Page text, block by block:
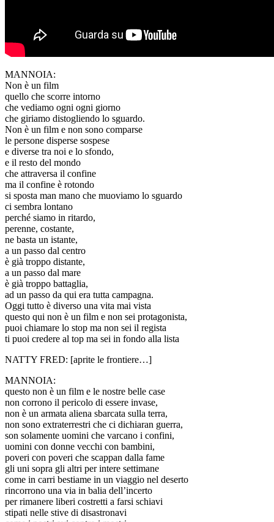
MANNOIA:
Non è un film
quello che scorre intorno
che vediamo ogni ogni giorno
che giriamo distogliendo lo sguardo.
Non è un film e non sono comparse
le persone disperse sospese
e diverse tra noi e lo sfondo,
e il resto del mondo
che attraversa il confine
ma il confine è rotondo
si sposta man mano che muoviamo lo sguardo
ci sembra lontano
perché siamo in ritardo,
perenne, costante,
ne basta un istante,
a un passo dal centro
è già troppo distante,
a un passo dal mare
è già troppo battaglia,
ad un passo da qui era tutta campagna.
Oggi tutto è diverso una vita mai vista
questo qui non è un film e non sei protagonista,
puoi chiamare lo stop ma non sei il regista
ti puoi credere al top ma sei in fondo alla lista
NATTY FRED: [aprite le frontiere…]
MANNOIA:
questo non è un film e le nostre belle case
non corrono il pericolo di essere invase,
non è un armata aliena sbarcata sulla terra,
non sono extraterrestri che ci dichiaran guerra,
son solamente uomini che varcano i confini,
uomini con donne vecchi con bambini,
poveri con poveri che scappan dalla fame
gli uni sopra gli altri per intere settimane
come in carri bestiame in un viaggio nel deserto
rincorrono una via in balia dell’incerto
per rimanere liberi costretti a farsi schiavi
stipati nelle stive di disastronavi